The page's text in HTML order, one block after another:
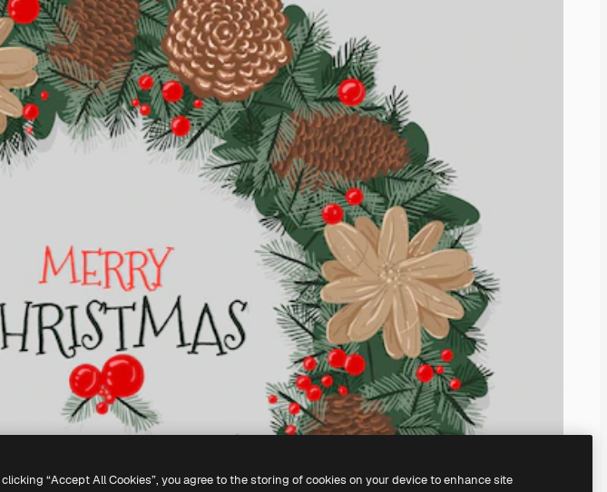
clicking “Accept All Cookies”, you agree to the storing of cookies on your device to enhance site